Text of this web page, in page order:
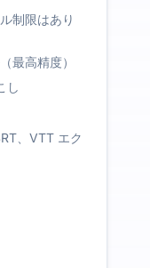
制限はあり
最高精度）
し
、VTT エク